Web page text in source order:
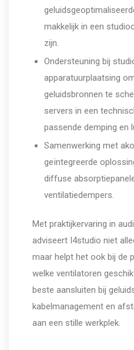
makkelijk in een
zijn.
Ondersteuning bij
apparatuurplaatsing
geluidsbronnen te
servers in een
passende demping en
Samenwerking met
geïntegreerde
diffuse
ventilatiedempers.
Met praktijkervaring in
adviseert I4studio niet
maar helpt het ook bij de
welke ventilatoren
beste aansluiten bij
kabelmanagement en
aan een stille werkplek.